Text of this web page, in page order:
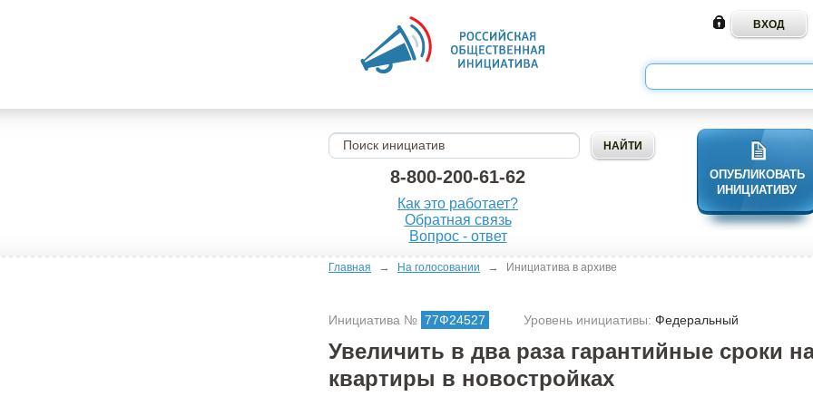
8-800-200-61-62
Как это работает?
Обратная связь
Вопрос - ответ
ОПУБЛИКОВАТЬ
ИНИЦИАТИВУ
Главная → На голосовании → Инициатива в архиве
Инициатива № 77Ф24527 Уровень инициативы: Федеральный
Увеличить в два раза гарантийные сроки
квартиры в новостройках